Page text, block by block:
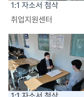
1:1 자소서 첨삭
취업지원센터